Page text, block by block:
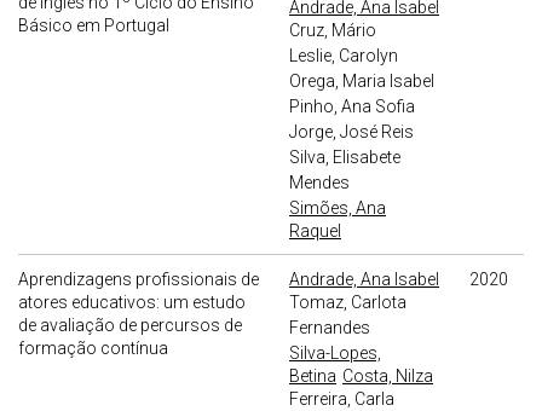
Básico em Portugal
Andrade, Ana Isabel
Cruz, Mário
Leslie, Carolyn
Orega, Maria Isabel
Pinho, Ana Sofia
Jorge, José Reis
Silva, Elisabete
Mendes
Simões, Ana
Raquel
Aprendizagens profissionais de
atores educativos: um estudo
de avaliação de percursos de
formação contínua
Andrade, Ana Isabel
Tomaz, Carlota
Fernandes
Silva-Lopes,
Betina Costa, Nilza
Ferreira, Carla
2020